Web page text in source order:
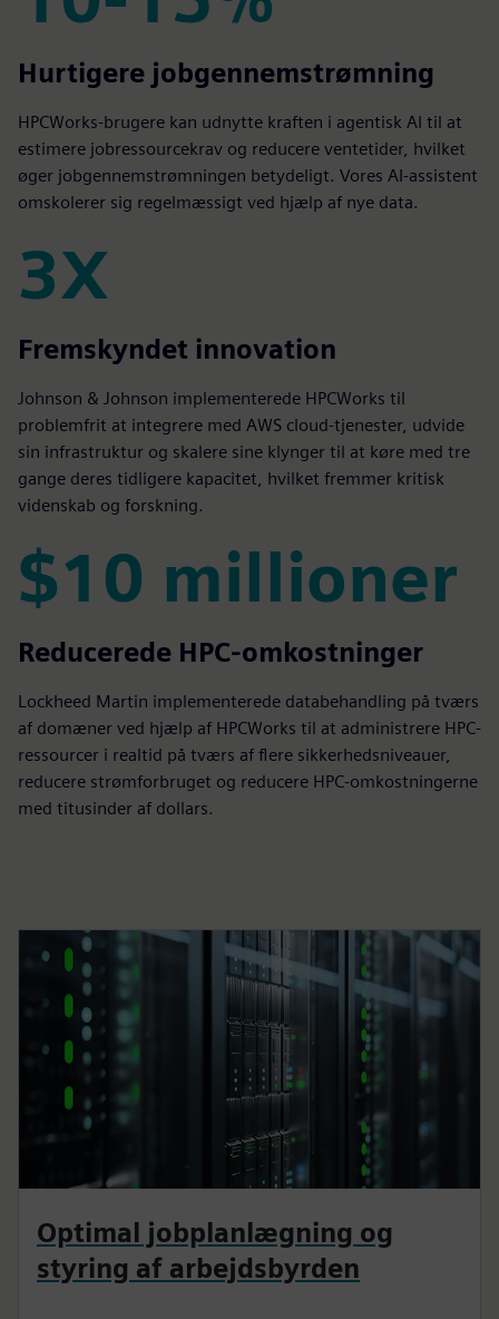
10-15%
Hurtigere jobgennemstrømning
HPCWorks-brugere kan udnytte kraften i agentisk AI til at
estimere jobressourcekrav og reducere ventetider, hvilket
øger jobgennemstrømningen betydeligt. Vores AI-assistent
omskolerer sig regelmæssigt ved hjælp af nye data.
3X
3X
Fremskyndet innovation
Johnson & Johnson implementerede HPCWorks til
problemfrit at integrere med AWS cloud-tjenester, udvide
sin infrastruktur og skalere sine klynger til at køre med tre
gange deres tidligere kapacitet, hvilket fremmer kritisk
videnskab og forskning.
$10 millioner
$10 millioner
Reducerede HPC-omkostninger
Lockheed Martin implementerede databehandling på tværs
af domæner ved hjælp af HPCWorks til at administrere HPC-
ressourcer i realtid på tværs af flere sikkerhedsniveauer,
reducere strømforbruget og reducere HPC-omkostningerne
med titusinder af dollars.
Optimal jobplanlægning og
styring af arbejdsbyrden